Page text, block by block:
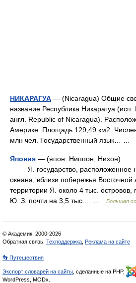
НИКАРАГУА — (Nicaragua) Общие
название Республика Никарагуа
англ. Republic of Nicaragua).
Америке. Площадь 129,49 км2.
млн чел. Государственный язык… …
Япония — (япон. Ниппон, Нихон)
Я. государство, расположенное
океана, вблизи побережья Восточной
территории Я. около 4 тыс.
Ю. З. почти на 3,5 тыс.… …
Большая
© Академик, 2000-2026
Обратная связь: Техподдержка Реклама на сайте
👣 Путешествия
Экспорт словарей на сайты , сделанные на PHP,
WordPress, MODx.